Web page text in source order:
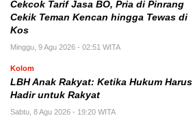
Cekcok Tarif Jasa BO, Pria di Pinrang
Cekik Teman Kencan hingga Tewas di
Kos
Minggu, 9 Agu 2026 - 02:51 WITA
Kolom
LBH Anak Rakyat: Ketika Hukum Harus
Hadir untuk Rakyat
Sabtu, 8 Agu 2026 - 19:20 WITA